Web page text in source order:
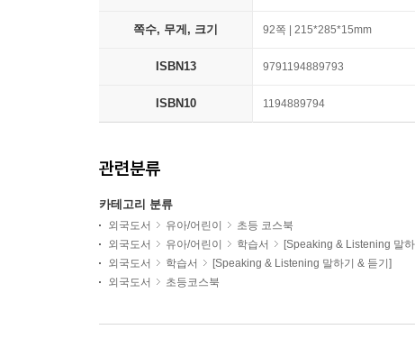
쪽수, 무게, 크기 92쪽 | 215*285*15mm
ISBN13 9791194889793
ISBN10 1194889794
관련분류
카테고리 분류
외국도서 유아/어린이
초등 코스북
외국도서
유아/어린이 학습서
[Speaking & Listening 말
외국도서
학습서
[Speaking & Listening 말하기 & 듣기]
외국도서
초등코스북